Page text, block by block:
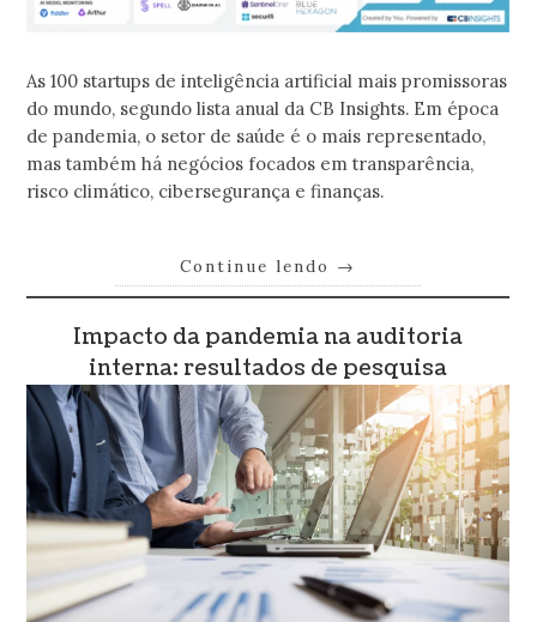
As 100 startups de inteligência artificial mais promissoras
do mundo, segundo lista anual da CB Insights. Em época
de pandemia, o setor de saúde é o mais representado,
mas também há negócios focados em transparência,
risco climático, cibersegurança e finanças.
Continue lendo →
Impacto da pandemia na auditoria
interna: resultados de pesquisa